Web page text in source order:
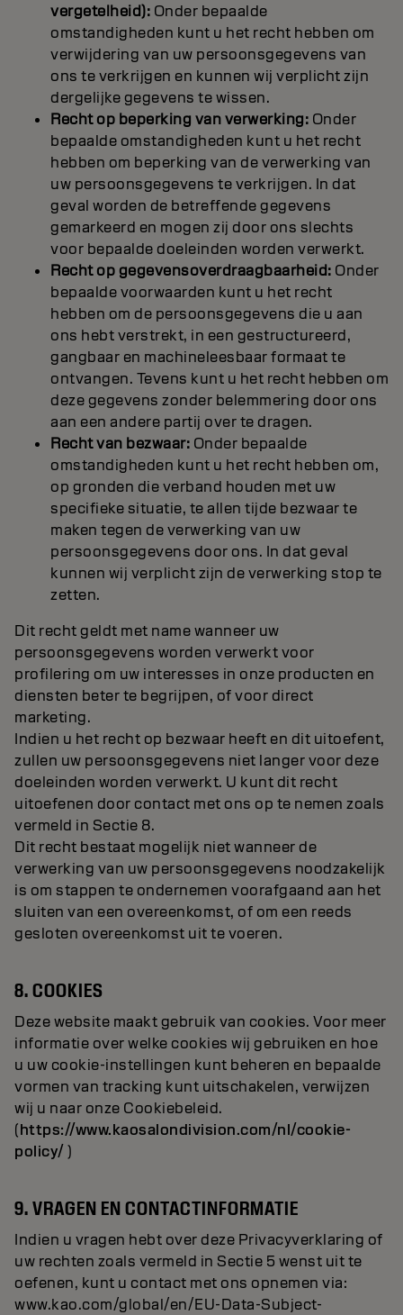
vergetelheid): Onder bepaalde
omstandigheden kunt u het recht hebben om
verwijdering van uw persoonsgegevens van
ons te verkrijgen en kunnen wij verplicht zijn
dergelijke gegevens te wissen.
Recht op beperking van verwerking: Onder
bepaalde omstandigheden kunt u het recht
hebben om beperking van de verwerking van
uw persoonsgegevens te verkrijgen. In dat
geval worden de betreffende gegevens
gemarkeerd en mogen zij door ons slechts
voor bepaalde doeleinden worden verwerkt.
Recht op gegevensoverdraagbaarheid: Onder
bepaalde voorwaarden kunt u het recht
hebben om de persoonsgegevens die u aan
ons hebt verstrekt, in een gestructureerd,
gangbaar en machineleesbaar formaat te
ontvangen. Tevens kunt u het recht hebben om
deze gegevens zonder belemmering door ons
aan een andere partij over te dragen.
Recht van bezwaar: Onder bepaalde
omstandigheden kunt u het recht hebben om,
op gronden die verband houden met uw
specifieke situatie, te allen tijde bezwaar te
maken tegen de verwerking van uw
persoonsgegevens door ons. In dat geval
kunnen wij verplicht zijn de verwerking stop te
zetten.
Dit recht geldt met name wanneer uw
persoonsgegevens worden verwerkt voor
profilering om uw interesses in onze producten en
diensten beter te begrijpen, of voor direct
marketing.
Indien u het recht op bezwaar heeft en dit uitoefent,
zullen uw persoonsgegevens niet langer voor deze
doeleinden worden verwerkt. U kunt dit recht
uitoefenen door contact met ons op te nemen zoals
vermeld in Sectie 8.
Dit recht bestaat mogelijk niet wanneer de
verwerking van uw persoonsgegevens noodzakelijk
is om stappen te ondernemen voorafgaand aan het
sluiten van een overeenkomst, of om een reeds
gesloten overeenkomst uit te voeren.
8. COOKIES
Deze website maakt gebruik van cookies. Voor meer
informatie over welke cookies wij gebruiken en hoe
u uw cookie-instellingen kunt beheren en bepaalde
vormen van tracking kunt uitschakelen, verwijzen
wij u naar onze Cookiebeleid.
(https://www.kaosalondivision.com/nl/cookie-
policy/ )
9. VRAGEN EN CONTACTINFORMATIE
Indien u vragen hebt over deze Privacyverklaring of
uw rechten zoals vermeld in Sectie 5 wenst uit te
oefenen, kunt u contact met ons opnemen via:
www.kao.com/global/en/EU-Data-Subject-